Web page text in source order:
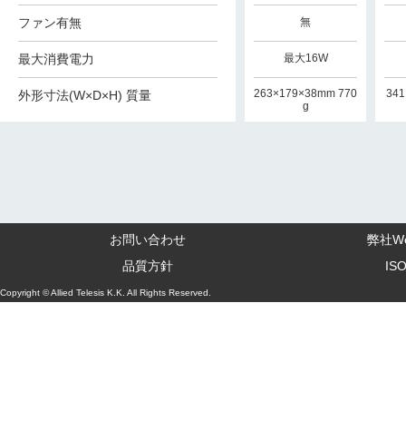
ファン有無
最大消費電力
外形寸法(W×D×H) 質量
有
最大26W
2.4
341×231×44mm 2.4
無
最大16W
263×179×38mm 770
g
お問い合わせ
弊社
品質方針
Copyright © Allied Telesis K.K. All Rights Reserved.